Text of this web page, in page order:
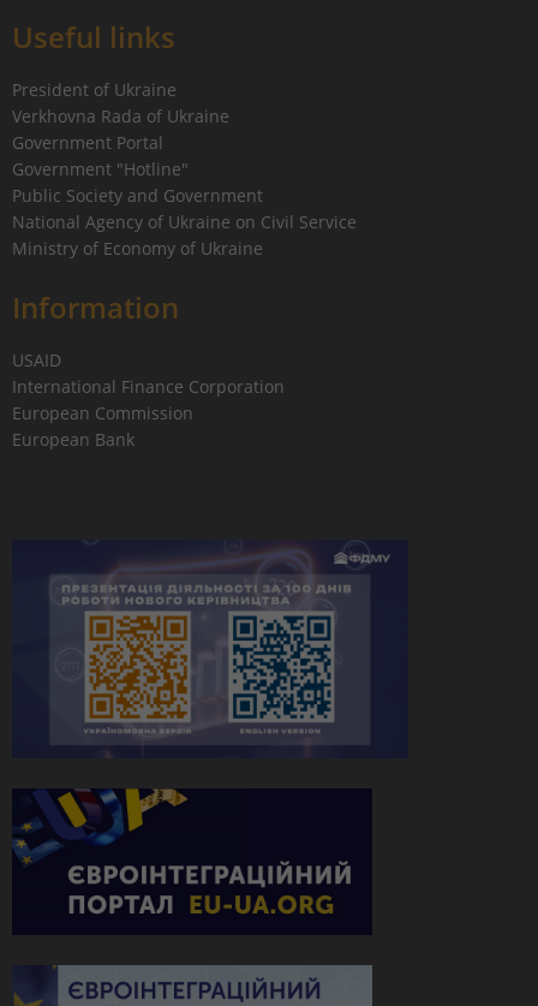
Useful links
President of Ukraine
Verkhovna Rada of Ukraine
Government Portal
Government "Hotline"
Public Society and Government
National Agency of Ukraine on Civil Service
Ministry of Economy of Ukraine
Information
USAID
International Finance Corporation
European Commission
European Bank